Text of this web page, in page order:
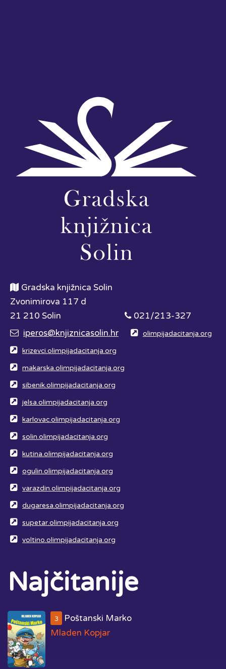
Gradska knjižnica Solin
Zvonimirova 117 d
21 210 Solin
021/213-327
iperos@knjiznicasolin.hr
olimpijadacitanja.org
krizevci.olimpijadacitanja.org
makarska.olimpijadacitanja.org
sibenik.olimpijadacitanja.org
jelsa.olimpijadacitanja.org
karlovac.olimpijadacitanja.org
solin.olimpijadacitanja.org
kutina.olimpijadacitanja.org
ogulin.olimpijadacitanja.org
varazdin.olimpijadacitanja.org
dugaresa.olimpijadacitanja.org
supetar.olimpijadacitanja.org
voltino.olimpijadacitanja.org
Najčitanije
3
Poštanski Marko
Mladen Kopjar